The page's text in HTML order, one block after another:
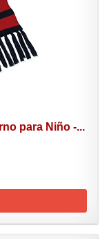
para Niño -...